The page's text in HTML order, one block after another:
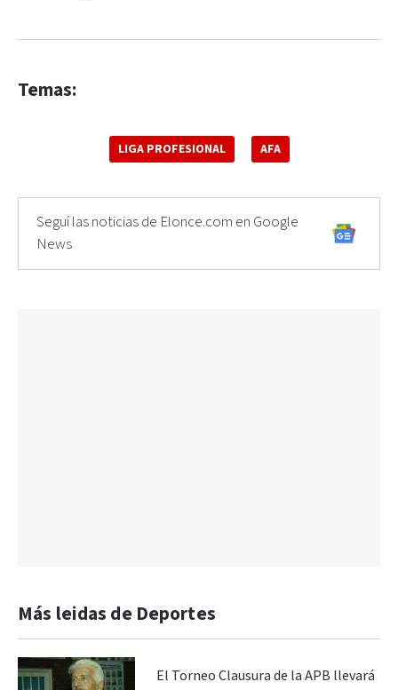
Temas:
LIGA PROFESIONAL AFA
Seguí las noticias de Elonce.com en Google
News
Más leidas de Deportes
El Torneo Clausura de la APB llevará